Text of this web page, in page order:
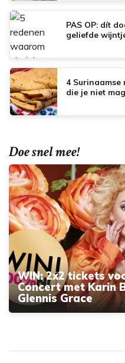
PAS OP: dít
geliefde
4 Surinaamse
die je niet
Doe snel mee!
WIN: 2x2 tickets
Concert met Karin
Glennis Grace